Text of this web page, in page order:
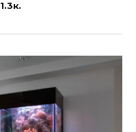
1.3к.